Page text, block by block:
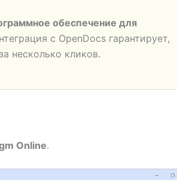
обеспечение для
с OpenDocs гарантирует,
несколько кликов.
Online.